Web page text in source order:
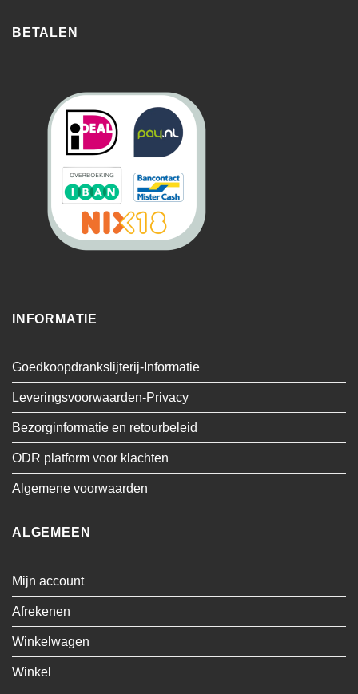
BETALEN
INFORMATIE
Goedkoopdrankslijterij-Informatie
Leveringsvoorwaarden-Privacy
Bezorginformatie en retourbeleid
ODR platform voor klachten
Algemene voorwaarden
ALGEMEEN
Mijn account
Afrekenen
Winkelwagen
Winkel